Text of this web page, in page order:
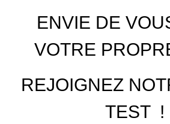
ENVIE DE
VOTRE
REJOIGNEZ
TEST !